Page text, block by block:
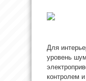
Для
уровень
контролем